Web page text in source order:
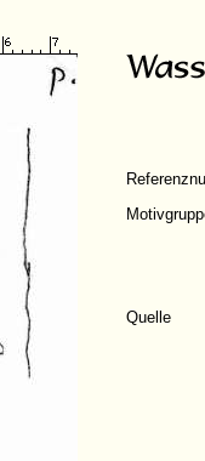
Quelle